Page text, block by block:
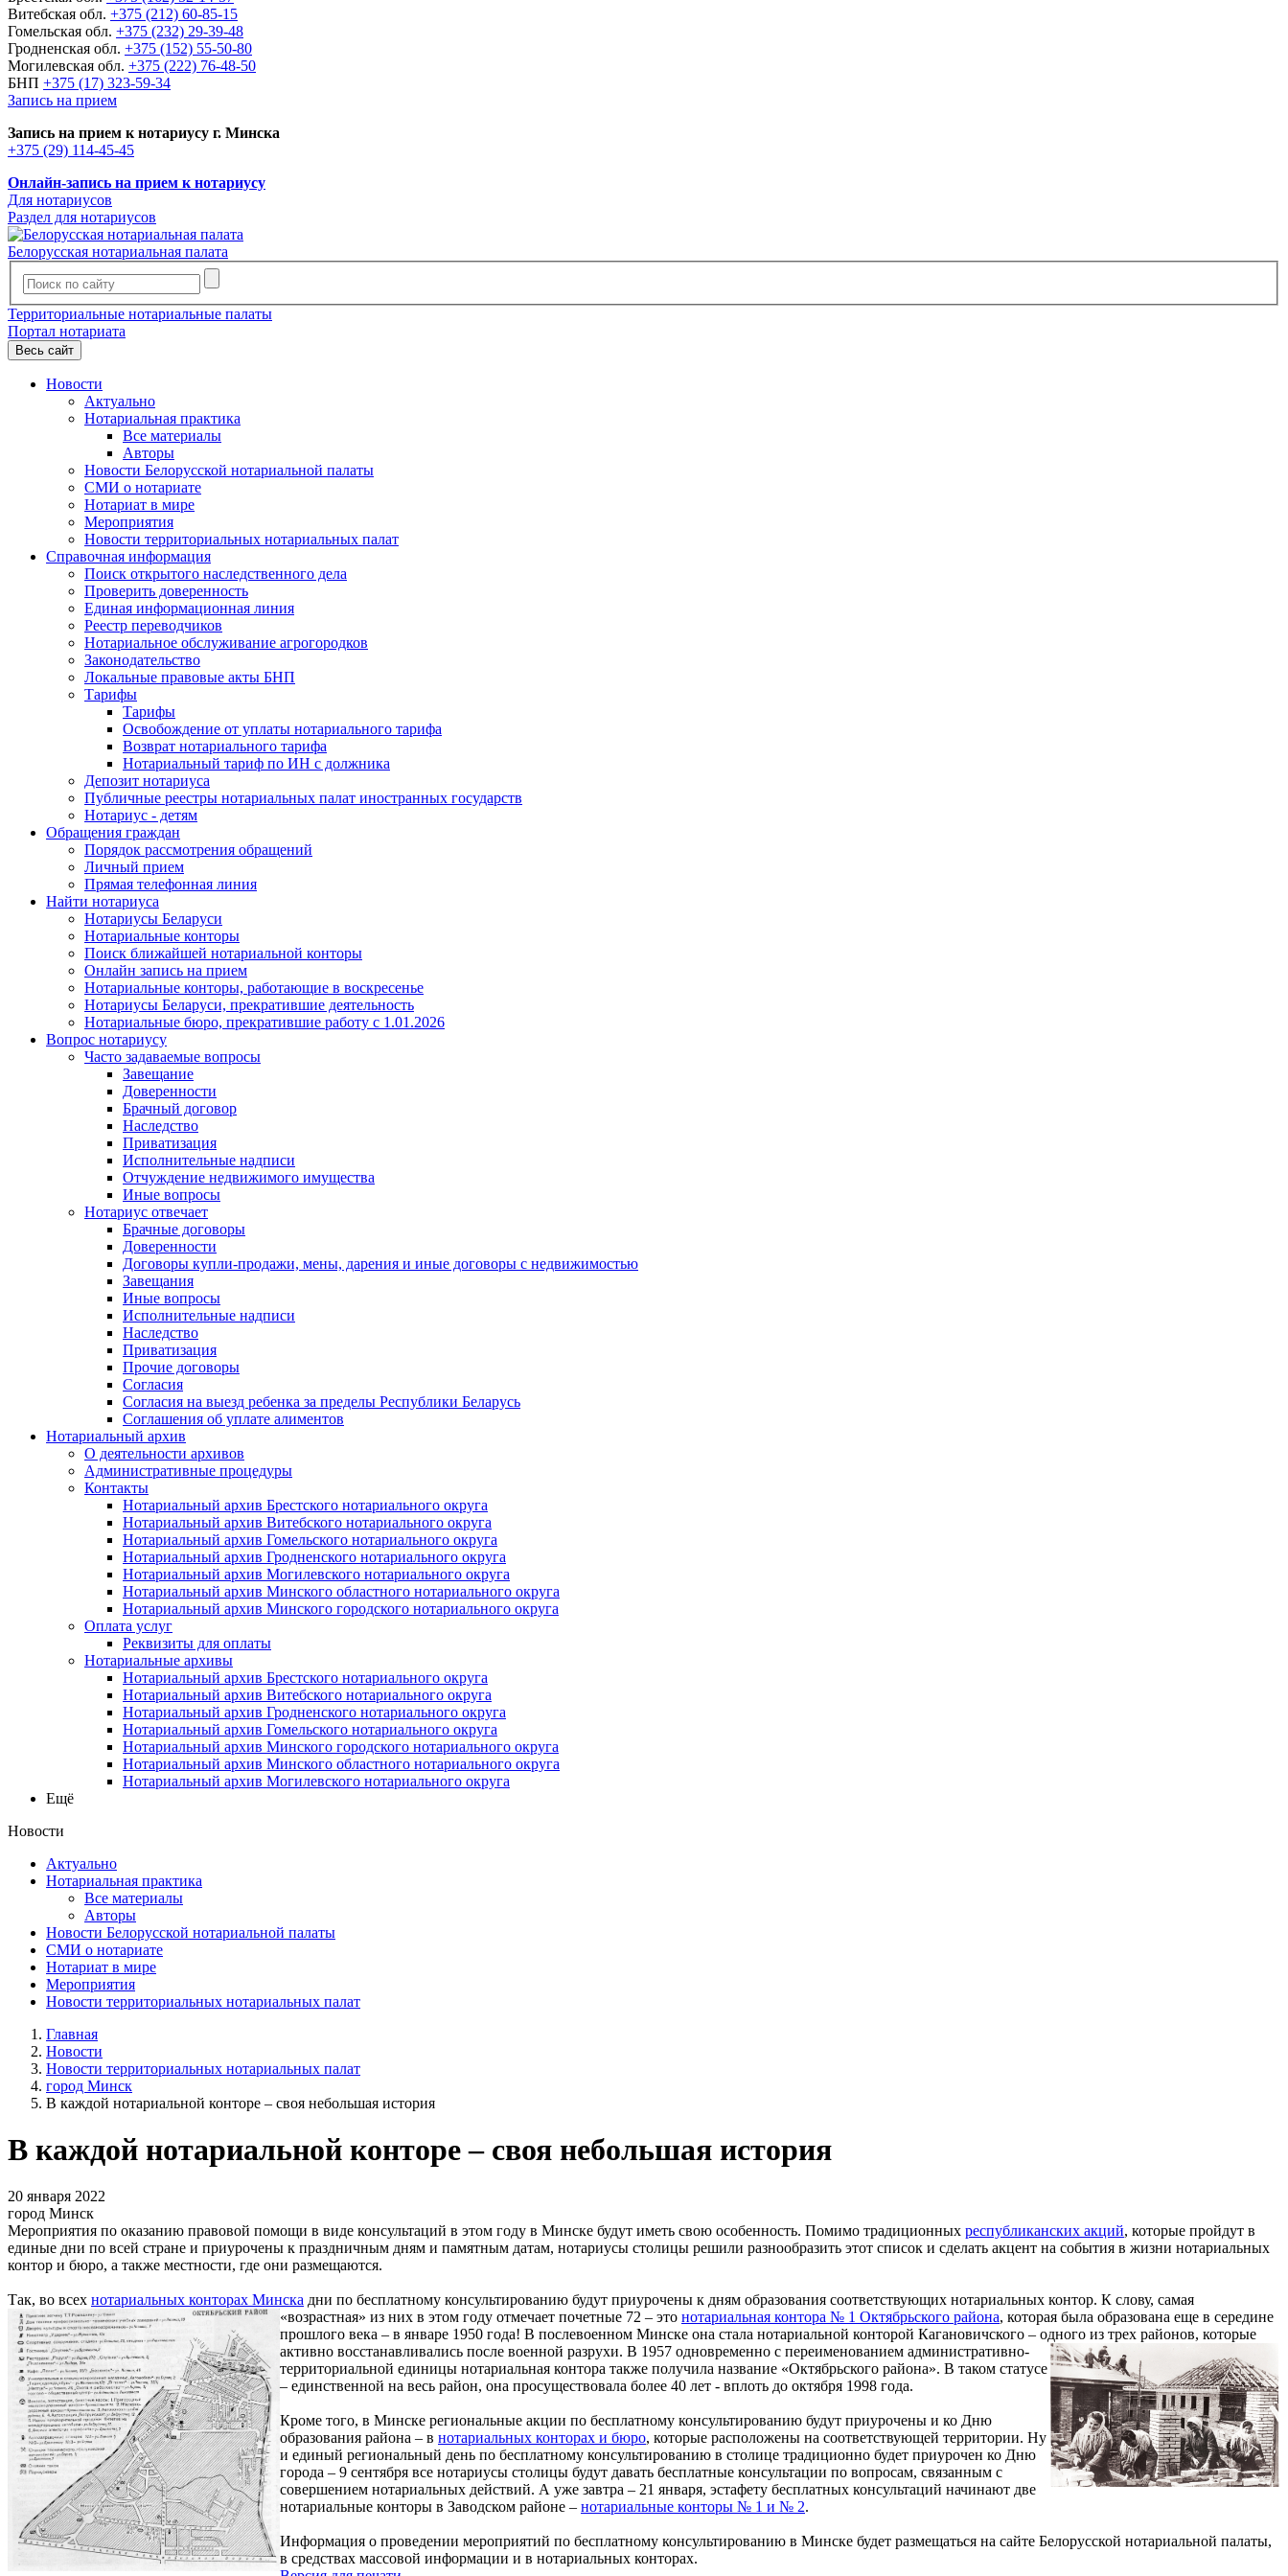
Витебская обл. +375 (212) 60-85-15
Гомельская обл. +375 (232) 29-39-48
Гродненская обл. +375 (152) 55-50-80
Могилевская обл. +375 (222) 76-48-50
БНП +375 (17) 323-59-34
Запись на прием
Запись на прием к нотариусу г. Минска
+375 (29) 114-45-45
Онлайн-запись на прием к нотариусу
Для нотариусов
Раздел для нотариусов
Белорусская нотариальная палата
Территориальные нотариальные палаты
Портал нотариата
Весь сайт
Новости
Актуально
Нотариальная практика
Все материалы
Авторы
Новости Белорусской нотариальной палаты
СМИ о нотариате
Нотариат в мире
Мероприятия
Новости территориальных нотариальных палат
Справочная информация
Поиск открытого наследственного дела
Проверить доверенность
Единая информационная линия
Реестр переводчиков
Нотариальное обслуживание агрогородков
Законодательство
Локальные правовые акты БНП
Тарифы
Тарифы
Освобождение от уплаты нотариального тарифа
Возврат нотариального тарифа
Нотариальный тариф по ИН с должника
Депозит нотариуса
Публичные реестры нотариальных палат иностранных государств
Нотариус - детям
Обращения граждан
Порядок рассмотрения обращений
Личный прием
Прямая телефонная линия
Найти нотариуса
Нотариусы Беларуси
Нотариальные конторы
Поиск ближайшей нотариальной конторы
Онлайн запись на прием
Нотариальные конторы, работающие в воскресенье
Нотариусы Беларуси, прекратившие деятельность
Нотариальные бюро, прекратившие работу с 1.01.2026
Вопрос нотариусу
Часто задаваемые вопросы
Завещание
Доверенности
Брачный договор
Наследство
Приватизация
Исполнительные надписи
Отчуждение недвижимого имущества
Иные вопросы
Нотариус отвечает
Брачные договоры
Доверенности
Договоры купли-продажи, мены, дарения и иные договоры с недвижимостью
Завещания
Иные вопросы
Исполнительные надписи
Наследство
Приватизация
Прочие договоры
Согласия
Согласия на выезд ребенка за пределы Республики Беларусь
Соглашения об уплате алиментов
Нотариальный архив
О деятельности архивов
Административные процедуры
Контакты
Нотариальный архив Брестского нотариального округа
Нотариальный архив Витебского нотариального округа
Нотариальный архив Гомельского нотариального округа
Нотариальный архив Гродненского нотариального округа
Нотариальный архив Могилевского нотариального округа
Нотариальный архив Минского областного нотариального округа
Нотариальный архив Минского городского нотариального округа
Оплата услуг
Реквизиты для оплаты
Нотариальные архивы
Нотариальный архив Брестского нотариального округа
Нотариальный архив Витебского нотариального округа
Нотариальный архив Гродненского нотариального округа
Нотариальный архив Гомельского нотариального округа
Нотариальный архив Минского городского нотариального округа
Нотариальный архив Минского областного нотариального округа
Нотариальный архив Могилевского нотариального округа
Ещё
Новости
Актуально
Нотариальная практика
Все материалы
Авторы
Новости Белорусской нотариальной палаты
СМИ о нотариате
Нотариат в мире
Мероприятия
Новости территориальных нотариальных палат
Главная
Новости
Новости территориальных нотариальных палат
город Минск
В каждой нотариальной конторе – своя небольшая история
В каждой нотариальной конторе – своя небольшая история
20 января 2022
город Минск
Мероприятия по оказанию правовой помощи в виде консультаций в этом году в Минске будут иметь свою особенность. Помимо традиционных республиканских акций, которые пройдут в
единые дни по всей стране и приурочены к праздничным дням и памятным датам, нотариусы столицы решили разнообразить этот список и сделать акцент на события в жизни нотариальных
контор и бюро, а также местности, где они размещаются.
Так, во всех нотариальных конторах Минска дни по бесплатному консультированию будут приурочены к дням образования соответствующих нотариальных контор. К слову, самая
«возрастная» из них в этом году отмечает почетные 72 – это нотариальная контора № 1 Октябрьского района, которая была образована еще в середине
прошлого века – в январе 1950 года! В послевоенном Минске она стала нотариальной конторой Кагановичского – одного из трех районов, которые
активно восстанавливались после военной разрухи. В 1957 одновременно с переименованием административно-
территориальной единицы нотариальная контора также получила название «Октябрьского района». В таком статусе
– единственной на весь район, она просуществовала более 40 лет - вплоть до октября 1998 года.
Кроме того, в Минске региональные акции по бесплатному консультированию будут приурочены и ко Дню
образования района – в нотариальных конторах и бюро, которые расположены на соответствующей территории. Ну
и единый региональный день по бесплатному консультированию в столице традиционно будет приурочен ко Дню
города – 9 сентября все нотариусы столицы будут давать бесплатные консультации по вопросам, связанным с
совершением нотариальных действий. А уже завтра – 21 января, эстафету бесплатных консультаций начинают две
нотариальные конторы в Заводском районе – нотариальные конторы № 1 и № 2.
Информация о проведении мероприятий по бесплатному консультированию в Минске будет размещаться на сайте Белорусской нотариальной палаты,
в средствах массовой информации и в нотариальных конторах.